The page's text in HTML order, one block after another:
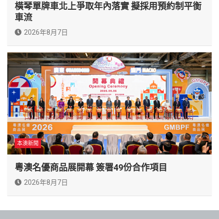
橫琴單牌車北上爭取年內落實 擬採用預約制平衡
車流
2026年8月7日
本澳新聞
粵澳名優商品展開幕 簽署49份合作項目
2026年8月7日